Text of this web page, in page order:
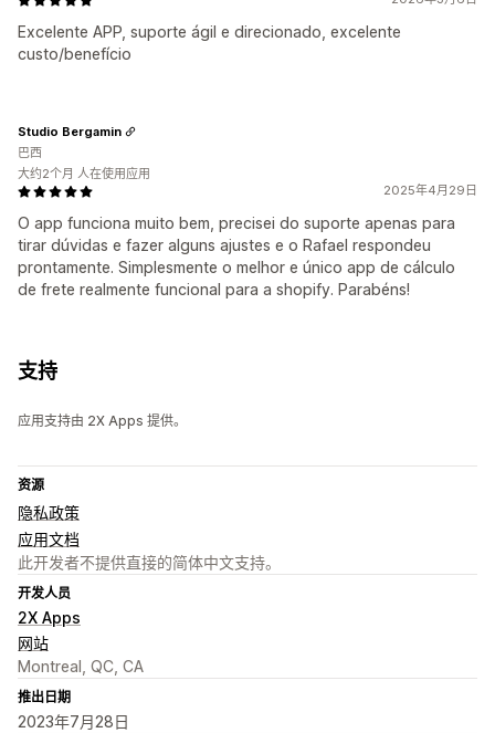
Excelente APP, suporte ágil e direcionado, excelente
custo/benefício
2025年4月29日
O app funciona muito bem, precisei do suporte apenas para
tirar dúvidas e fazer alguns ajustes e o Rafael respondeu
prontamente. Simplesmente o melhor e único app de cálculo
de frete realmente funcional para a shopify. Parabéns!
Studio Bergamin
巴西
大约2个月 人在使用应用
支持
应用支持由 2X Apps 提供。
资源
隐私政策
应用文档
此开发者不提供直接的简体中文支持。
开发人员
2X Apps
网站
Montreal, QC, CA
推出日期
2023年7月28日